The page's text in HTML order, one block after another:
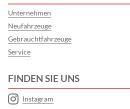
Unternehmen
Neufahrzeuge
Gebrauchtfahrzeuge
Service
FINDEN SIE UNS
Instagram